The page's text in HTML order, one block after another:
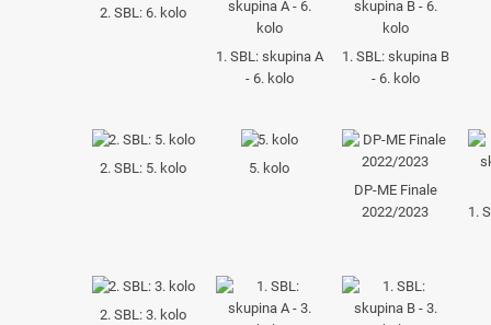
2. SBL: 6. kolo
1. SBL: skupina A
- 6. kolo
1. SBL: skupina B
- 6. kolo
2. SBL: 5. kolo
5. kolo
DP-ME Finale
2022/2023
1.
2. SBL: 3. kolo